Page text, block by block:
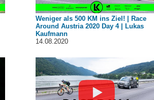
Weniger als 500 KM ins Ziel! | Race
Around Austria 2020 Day 4 | Lukas
Kaufmann
14.08.2020